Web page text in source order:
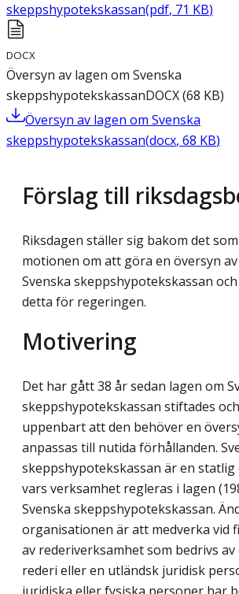
skeppshypotekskassan(pdf, 71 KB)
DOCX
Översyn av lagen om Svenska
skeppshypotekskassanDOCX(68 KB)
Översyn av lagen om Svenska
skeppshypotekskassan(docx, 68 KB)
Förslag till
Riksdagen ställer sig bakom det
motionen om att göra en översyn
Svenska skeppshypotekskassan
detta för regeringen.
Motivering
Det har gått 38 år sedan lagen om
skeppshypotekskassan stiftades
uppenbart att den behöver en
anpassas till nutida förhållanden.
skeppshypotekskassan är en
vars verksamhet regleras i lagen
Svenska skeppshypotekskassan.
organisationen är att medverka vid
av rederiverksamhet som bedrivs
rederi eller en utländsk juridisk